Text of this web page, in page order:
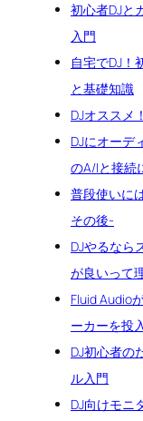
初心者DJと
入門
自宅でDJ！
と基礎知識
DJオススメ
DJにオーデ
のA/Iと接続
普段使いに
その後-
DJやるなら
が良いって
Fluid Audio
ーカーを投
DJ初心者の
ル入門
DJ向けモニ